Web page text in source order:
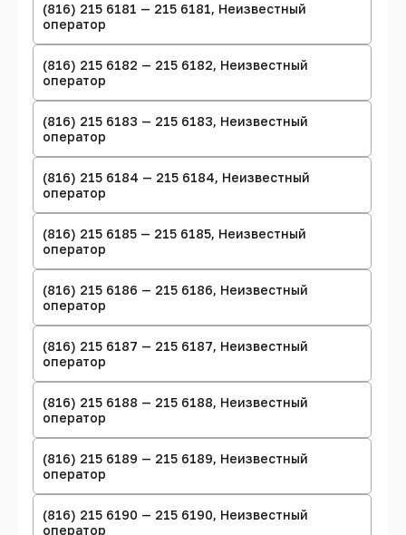
(816) 215 6181 — 215 6181, Неизвестный
оператор
(816) 215 6182 — 215 6182, Неизвестный
оператор
(816) 215 6183 — 215 6183, Неизвестный
оператор
(816) 215 6184 — 215 6184, Неизвестный
оператор
(816) 215 6185 — 215 6185, Неизвестный
оператор
(816) 215 6186 — 215 6186, Неизвестный
оператор
(816) 215 6187 — 215 6187, Неизвестный
оператор
(816) 215 6188 — 215 6188, Неизвестный
оператор
(816) 215 6189 — 215 6189, Неизвестный
оператор
(816) 215 6190 — 215 6190, Неизвестный
оператор